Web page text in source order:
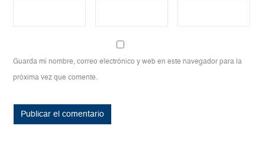
Guarda mi nombre, correo electrónico y web en este navegador para la
próxima vez que comente.